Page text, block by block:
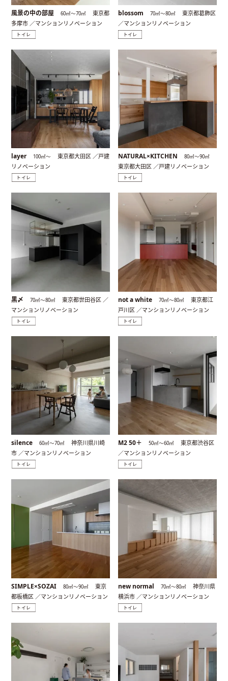
風景の中の部屋 60㎡〜70㎡
東京都
多摩市 ／マンションリノベーション
トイレ
blossom 70㎡〜80㎡
東京都葛飾区
／マンションリノベーション
トイレ
layer 100㎡〜
東京都大田区 ／戸建
リノベーション
トイレ
NATURAL×KITCHEN 80㎡〜90㎡
東京都大田区 ／戸建リノベーション
トイレ
黒〆 70㎡〜80㎡
東京都世田谷区 ／
マンションリノベーション
トイレ
not a white 70㎡〜80㎡
東京都江
戸川区 ／マンションリノベーション
トイレ
silence 60㎡〜70㎡
神奈川県川崎
市 ／マンションリノベーション
トイレ
M2 50＋ 50㎡〜60㎡
東京都渋谷区
／マンションリノベーション
トイレ
SIMPLE×SOZAI 80㎡〜90㎡
東京
都板橋区 ／マンションリノベーション
トイレ
new normal 70㎡〜80㎡
神奈川県
横浜市 ／マンションリノベーション
トイレ